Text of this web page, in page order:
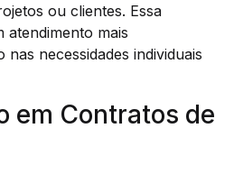
ou clientes. Essa
atendimento mais
necessidades individuais
em Contratos de